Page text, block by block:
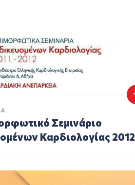
Σεμινάριο
Καρδιολογίας 2012